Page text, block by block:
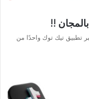
!!
تطبيق تيك توك واحدًا من